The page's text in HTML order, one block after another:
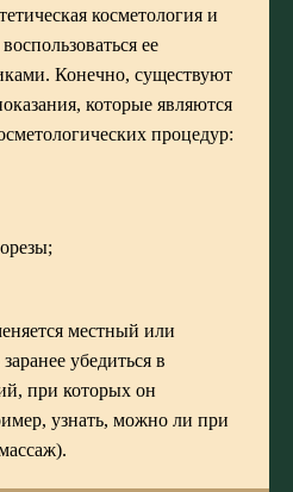
косметология и
ее
Конечно, существуют
которые являются
процедур:
местный или
убедиться в
при которых он
узнать, можно ли при